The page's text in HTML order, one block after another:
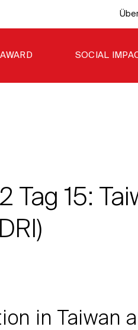
SOCIAL
Tag 15:
in Taiwan